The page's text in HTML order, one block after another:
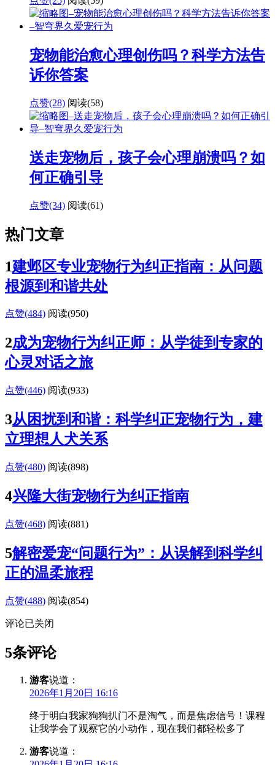
宠物能治愈心理创伤吗？科学方法告
诉你答案
点赞(28) 阅读(58)
送走宠物后，孩子会心理崩溃吗？如
何正确引导
点赞(34) 阅读(61)
热门文章
1建邺区专业宠物行为纠正指南：从问题
根源到和谐共处
点赞(484) 阅读(950)
2成为宠物行为纠正师：从学徒到专家的
心灵对话之旅
点赞(446) 阅读(933)
3从困扰到和谐：科学纠正宠物行为，建
立理想人犬关系
点赞(480) 阅读(898)
4兴隆大街宠物行为纠正指南
点赞(468) 阅读(881)
5解密爱宠“问题行为”：从误解到科学纠
正的温柔旅程
点赞(488) 阅读(854)
评论已关闭
5条评论
游客说道：
2026年1月20日 16:16
终于明白我家狗狗扒门不是淘气，而是焦虑信号！课程
让我学会了观察它的小动作，现在我们都轻松多了
游客说道：